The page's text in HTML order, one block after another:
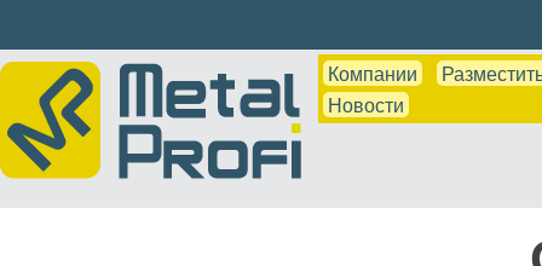
Компании
Новости